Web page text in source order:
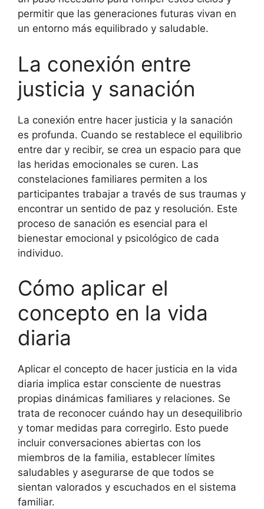
permitir que las generaciones futuras vivan en
un entorno más equilibrado y saludable.
La conexión entre
justicia y sanación
La conexión entre hacer justicia y la sanación
es profunda. Cuando se restablece el equilibrio
entre dar y recibir, se crea un espacio para que
las heridas emocionales se curen. Las
constelaciones familiares permiten a los
participantes trabajar a través de sus traumas y
encontrar un sentido de paz y resolución. Este
proceso de sanación es esencial para el
bienestar emocional y psicológico de cada
individuo.
Cómo aplicar el
concepto en la vida
diaria
Aplicar el concepto de hacer justicia en la vida
diaria implica estar consciente de nuestras
propias dinámicas familiares y relaciones. Se
trata de reconocer cuándo hay un desequilibrio
y tomar medidas para corregirlo. Esto puede
incluir conversaciones abiertas con los
miembros de la familia, establecer límites
saludables y asegurarse de que todos se
sientan valorados y escuchados en el sistema
familiar.